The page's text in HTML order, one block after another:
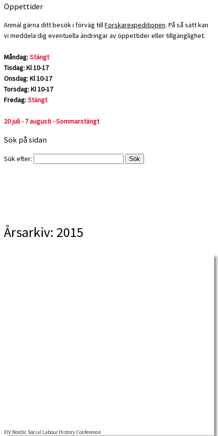
Öppettider
Anmäl gärna ditt besök i förväg tillForskarexpeditionen. På så sätt kan
vi meddela dig eventuella ändringar av öppettider eller tillgänglighet.
Måndag:Stängt
Tisdag: Kl 10-17
Onsdag: Kl 10-17
Torsdag: Kl 10-17
Fredag:Stängt
20 juli - 7 augusti - Sommarstängt
Sök på sidan
Sök efter:
Årsarkiv: 2015
XIV Nordic Social Labour History Conference